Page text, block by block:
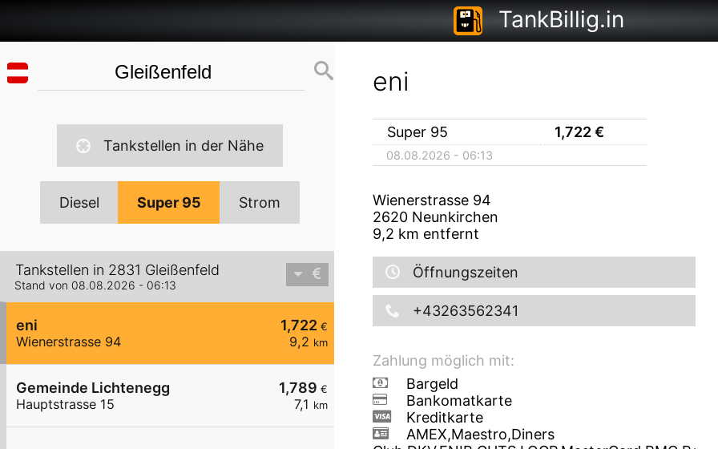
TankBillig.in
Tankstellen in der Nähe
Diesel Super 95 Strom
Tankstellen in 2831 Gleißenfeld
Stand von 08.08.2026 - 06:13
1,722 €
9,2 km
eni
Wienerstrasse 94
1,789 €
7,1 km
Gemeinde Lichtenegg
Hauptstrasse 15
eni
Super 95 1,722€
08.08.2026 - 06:13
Wienerstrasse 94
2620 Neunkirchen
9,2 km entfernt
Öffnungszeiten
+43263562341
Zahlung möglich mit:
Bargeld
Bankomatkarte
Kreditkarte
AMEX,Maestro,Diners